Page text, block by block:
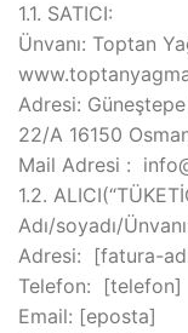
1.1. SATICI:
Ünvanı: Toptan
Adresi:
22/A 16150
Mail Adresi :
1.2.
Adı/soyadı/
Adresi: [fatura-
Telefon: [telefon]
Email: [eposta]